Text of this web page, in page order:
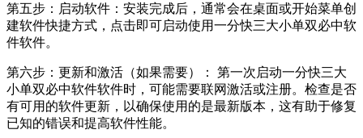
第五步：启动软件：安装完成后，通常会在桌面或开始菜单创
建软件快捷方式，点击即可启动使用一分快三大小单双必中软
件软件。
第六步：更新和激活（如果需要）： 第一次启动一分快三大
小单双必中软件软件时，可能需要联网激活或注册。检查是否
有可用的软件更新，以确保使用的是最新版本，这有助于修复
已知的错误和提高软件性能。